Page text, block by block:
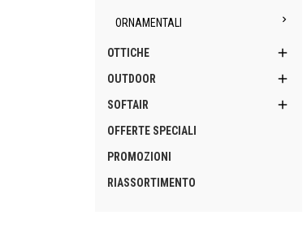
ORNAMENTALI 
OTTICHE 
OUTDOOR 
SOFTAIR 
OFFERTE SPECIALI
PROMOZIONI
RIASSORTIMENTO